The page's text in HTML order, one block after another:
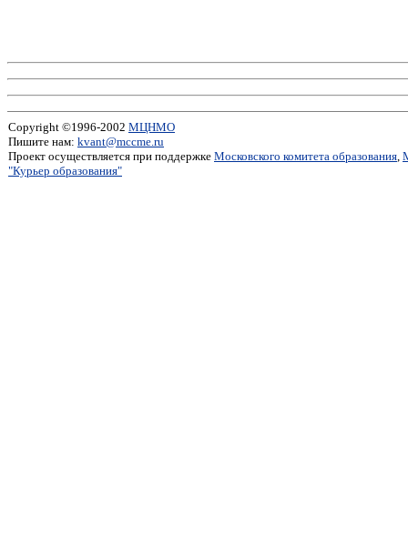
Copyright ©1996-2002 МЦНМО
Пишите нам: kvant@mccme.ru
Проект осуществляется при поддержке Московского комитета образования,
"Курьер образования"